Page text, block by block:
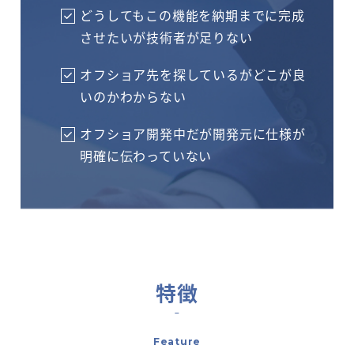
どうしてもこの機能を納期までに完成
させたいが技術者が足りない
オフショア先を探しているがどこが良
いのかわからない
オフショア開発中だが開発元に仕様が
明確に伝わっていない
特徴
Feature